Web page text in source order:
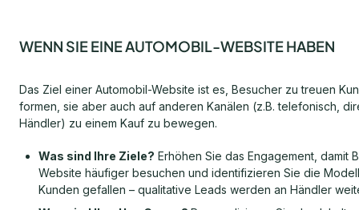
WENN SIE EINE AUTOMOBIL-WEBSITE HABEN
Das Ziel einer Automobil-Website ist es, Besucher zu treuen
formen, sie aber auch auf anderen Kanälen (z.B. telefonisch,
Händler) zu einem Kauf zu bewegen.
Was sind Ihre Ziele? Erhöhen Sie das Engagement, damit
Website häufiger besuchen und identifizieren Sie die
Kunden gefallen – qualitative Leads werden an Händler